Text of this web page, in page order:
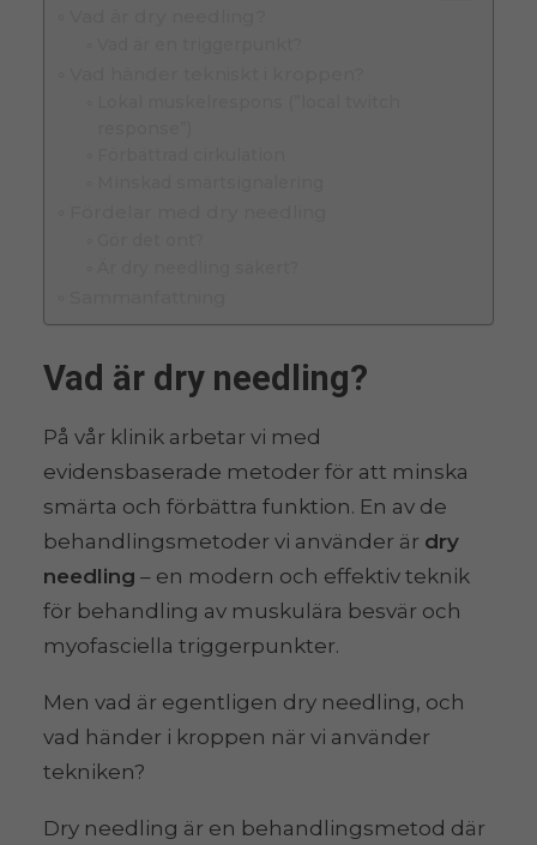
Vad är dry needling?
På vår klinik arbetar vi med
evidensbaserade metoder för att minska
smärta och förbättra funktion. En av de
behandlingsmetoder vi använder är dry
needling – en modern och effektiv teknik
för behandling av muskulära besvär och
myofasciella triggerpunkter.
Men vad är egentligen dry needling, och
vad händer i kroppen när vi använder
tekniken?
Dry needling är en behandlingsmetod där